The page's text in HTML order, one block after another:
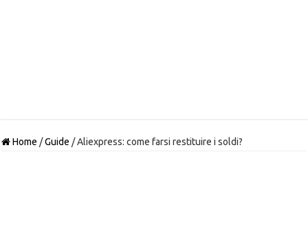
Home /Guide /Aliexpress: come farsi restituire i soldi?